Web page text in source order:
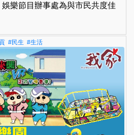
樂節目辦事處為與市民共度佳
#民生 #生活